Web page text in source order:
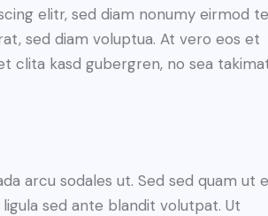
elitr, sed diam nonumy eirmod
sed diam voluptua. At vero eos et
clita kasd gubergren, no sea
arcu sodales ut. Sed sed quam ut
sed ante blandit volutpat. Ut